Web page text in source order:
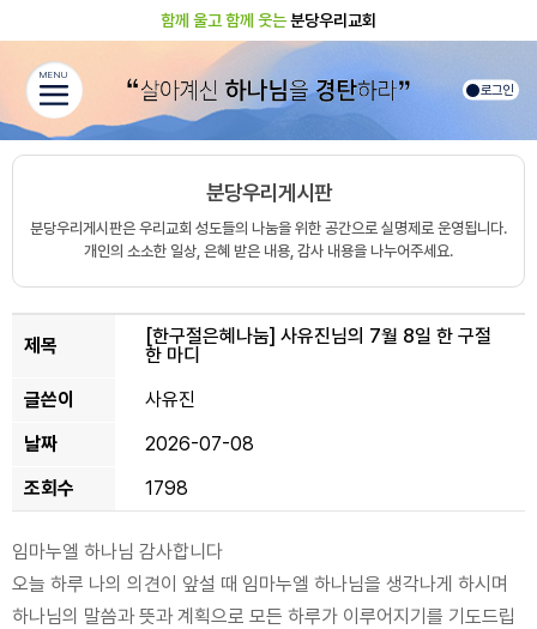
함께 울고 함께 웃는분당우리교회
로그인
MENU
분당우리게시판
분당우리게시판은 우리교회 성도들의 나눔을 위한 공간으로 실명제로 운영됩니다.
개인의 소소한 일상, 은혜 받은 내용, 감사 내용을 나누어주세요.
제목 [한구절은혜나눔] 사유진님의 7월 8일 한 구절
한 마디
글쓴이
사유진
날짜
2026-07-08
조회수
1798
임마누엘 하나님 감사합니다
오늘 하루 나의 의견이 앞설 때 임마누엘 하나님을 생각나게 하시며
하나님의 말씀과 뜻과 계획으로 모든 하루가 이루어지기를 기도드립